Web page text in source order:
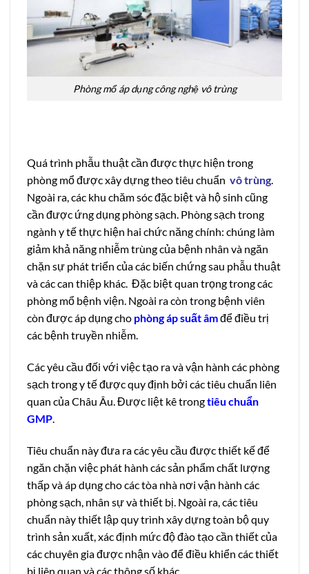
Phòng mổ áp dụng công nghệ vô trùng
Quá trình phẫu thuật cần được thực hiện trong
phòng mổ được xây dựng theo tiêu chuẩn vô trùng.
Ngoài ra, các khu chăm sóc đặc biệt và hộ sinh cũng
cần được ứng dụng phòng sạch. Phòng sạch trong
ngành y tế thực hiện hai chức năng chính: chúng làm
giảm khả năng nhiễm trùng của bệnh nhân và ngăn
chặn sự phát triển của các biến chứng sau phẫu thuật
và các can thiệp khác. Đặc biệt quan trọng trong các
phòng mổ bệnh viện. Ngoài ra còn trong bệnh viên
còn được áp dụng cho phòng áp suất âmđể điều trị
các bệnh truyền nhiễm.
Các yêu cầu đối với việc tạo ra và vận hành các phòng
sạch trong y tế được quy định bởi các tiêu chuẩn liên
quan của Châu Âu. Được liệt kê trongtiêu chuẩn
GMP.
Tiêu chuẩn này đưa ra các yêu cầu được thiết kế để
ngăn chặn việc phát hành các sản phẩm chất lượng
thấp và áp dụng cho các tòa nhà nơi vận hành các
phòng sạch, nhân sự và thiết bị. Ngoài ra, các tiêu
chuẩn này thiết lập quy trình xây dựng toàn bộ quy
trình sản xuất, xác định mức độ đào tạo cần thiết của
các chuyên gia được nhận vào để điều khiển các thiết
bị liên quan và các thông số khác.